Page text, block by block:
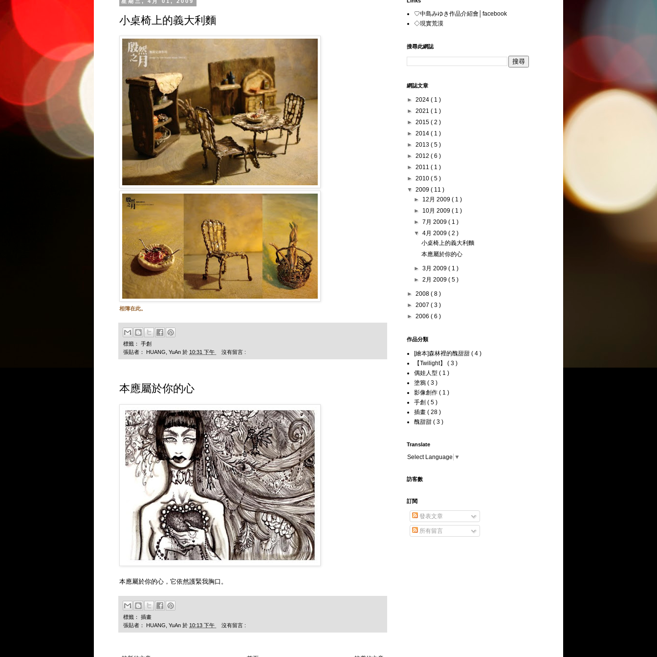
小桌椅上的義大利麵
相簿在此。
標籤： 手創
張貼者：
HUANG, YuAn 於 10:31 下午 沒有留言 :
本應屬於你的心
本應屬於你的心，它依然護緊我胸口。
標籤： 插畫
張貼者： HUANG, YuAn 於 10:13 下午 沒有留言 :
♡中島みゆき作品介紹會│facebook
◇現實荒漠
搜尋此網誌
網誌文章
► 2024 ( 1 )
► 2021 ( 1 )
► 2015 ( 2 )
► 2014 ( 1 )
► 2013 ( 5 )
► 2012 ( 6 )
► 2011 ( 1 )
► 2010 ( 5 )
▼ 2009 ( 11 )
► 12月 2009( 1 )
► 10月 2009( 1 )
►7月 2009( 1 )
▼4月 2009( 2 )
小桌椅上的義大利麵
本應屬於你的心
►3月 2009( 1 )
►2月 2009( 5 )
► 2008 ( 8 )
► 2007 ( 3 )
► 2006 ( 6 )
作品分類
[繪本]森林裡的醜甜甜 ( 4 )
【Twilight】 ( 3 )
偶娃人型 ( 1 )
塗鴉 ( 3 )
影像創作 ( 1 )
手創 ( 5 )
插畫 ( 28 )
醜甜甜 ( 3 )
Translate
Select Language ▼
訪客數
訂閱
發表文章
所有留言